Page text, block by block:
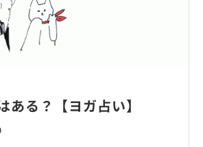
る？【ヨガ占い】